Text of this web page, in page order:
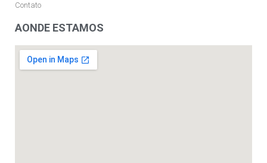
Contato
AONDE ESTAMOS